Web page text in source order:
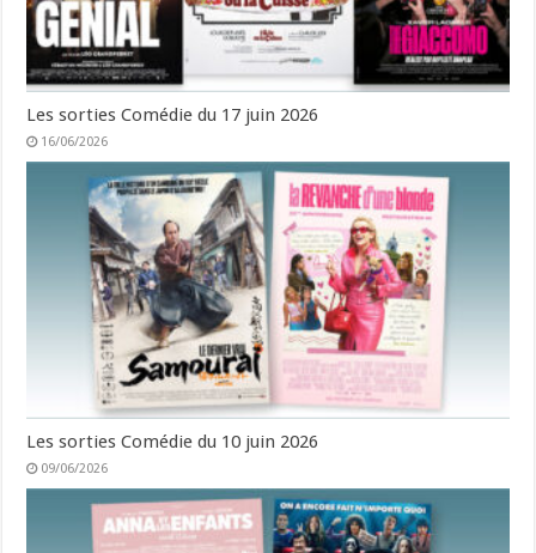
Les sorties Comédie du 17 juin 2026
16/06/2026
Les sorties Comédie du 10 juin 2026
09/06/2026